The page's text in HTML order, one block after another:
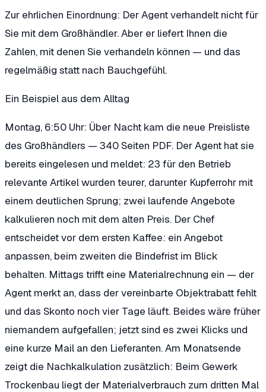
Zur ehrlichen Einordnung: Der Agent verhandelt nicht für
Sie mit dem Großhändler. Aber er liefert Ihnen die
Zahlen, mit denen Sie verhandeln können — und das
regelmäßig statt nach Bauchgefühl.
Ein Beispiel aus dem Alltag
Montag, 6:50 Uhr: Über Nacht kam die neue Preisliste
des Großhändlers — 340 Seiten PDF. Der Agent hat sie
bereits eingelesen und meldet: 23 für den Betrieb
relevante Artikel wurden teurer, darunter Kupferrohr mit
einem deutlichen Sprung; zwei laufende Angebote
kalkulieren noch mit dem alten Preis. Der Chef
entscheidet vor dem ersten Kaffee: ein Angebot
anpassen, beim zweiten die Bindefrist im Blick
behalten. Mittags trifft eine Materialrechnung ein — der
Agent merkt an, dass der vereinbarte Objektrabatt fehlt
und das Skonto noch vier Tage läuft. Beides wäre früher
niemandem aufgefallen; jetzt sind es zwei Klicks und
eine kurze Mail an den Lieferanten. Am Monatsende
zeigt die Nachkalkulation zusätzlich: Beim Gewerk
Trockenbau liegt der Materialverbrauch zum dritten Mal